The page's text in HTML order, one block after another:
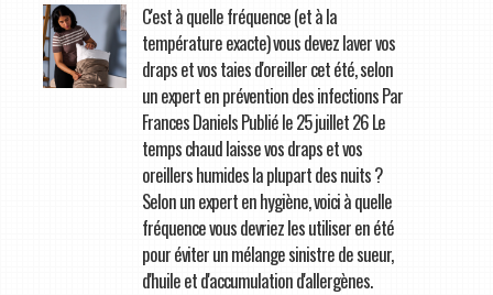
C'est à quelle fréquence (et à la
température exacte) vous devez laver vos
draps et vos taies d'oreiller cet été, selon
un expert en prévention des infections Par
Frances Daniels Publié le 25 juillet 26 Le
temps chaud laisse vos draps et vos
oreillers humides la plupart des nuits ?
Selon un expert en hygiène, voici à quelle
fréquence vous devriez les utiliser en été
pour éviter un mélange sinistre de sueur,
d'huile et d'accumulation d'allergènes.